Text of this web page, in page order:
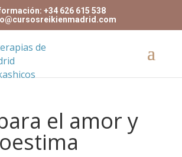
+34 626 615 538
el amor y